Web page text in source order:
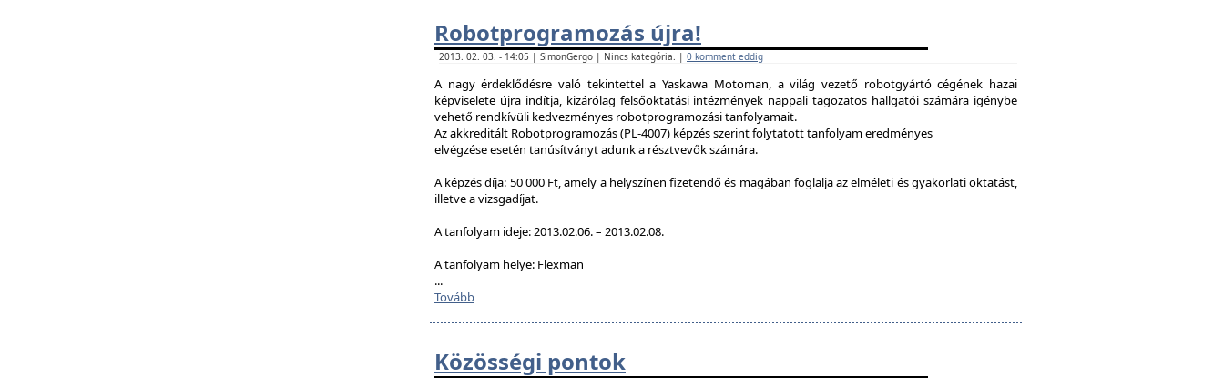
Robotprogramozás újra!
2013. 02. 03. - 14:05 | SimonGergo | Nincs kategória. | 0 komment eddig
A nagy érdeklődésre való tekintettel a Yaskawa Motoman, a világ vezető robotgyártó cégének hazai
képviselete újra indítja, kizárólag felsőoktatási intézmények nappali tagozatos hallgatói számára igénybe
vehető rendkívüli kedvezményes robotprogramozási tanfolyamait.
Az akkreditált Robotprogramozás (PL-4007) képzés szerint folytatott tanfolyam eredményes
elvégzése esetén tanúsítványt adunk a résztvevők számára.
A képzés díja: 50 000 Ft, amely a helyszínen fizetendő és magában foglalja az elméleti és gyakorlati oktatást,
illetve a vizsgadíjat.
A tanfolyam ideje: 2013.02.06. – 2013.02.08.
A tanfolyam helye: Flexman
...
Tovább
Közösségi pontok